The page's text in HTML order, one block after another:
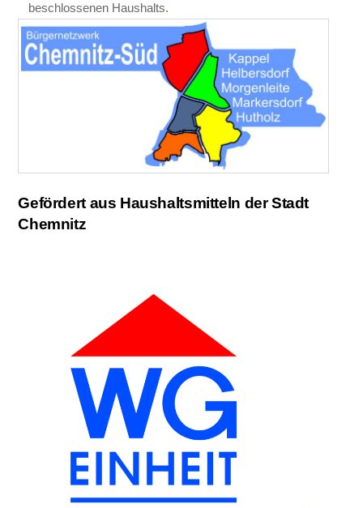
beschlossenen Haushalts.
Gefördert aus Haushaltsmitteln der Stadt
Chemnitz